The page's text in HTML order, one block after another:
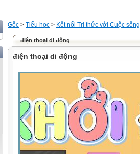
Gốc > Tiểu học > Kết nối Tri thức với Cuộc sống
điện thoại di động
điện thoại di động